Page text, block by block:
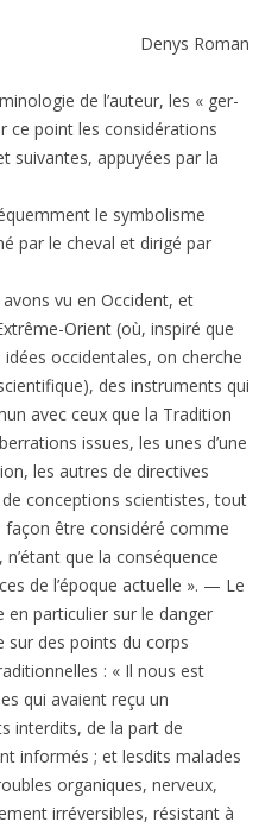
Denys Roman
de l’auteur, les « ger­
ce point les considérations
suivantes, appuyées par la
le symbolisme
par le cheval et dirigé par
vu en Occident, et
Orient (où, inspiré que
occidentales, on cherche
des instruments qui
avec ceux que la Tradition
issues, les unes d’une
les autres de directives
conceptions scientistes, tout
façon être considéré comme
que la conséquence
de l’époque actuelle ». — Le
en particulier sur le danger
sur des points du corps
: « Il nous est
qui avaient reçu un
interdits, de la part de
informés ; et lesdits malades
organiques, nerveux,
irréversibles, résistant à